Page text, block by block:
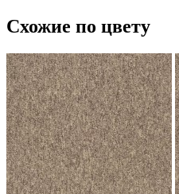
Схожие по цвету